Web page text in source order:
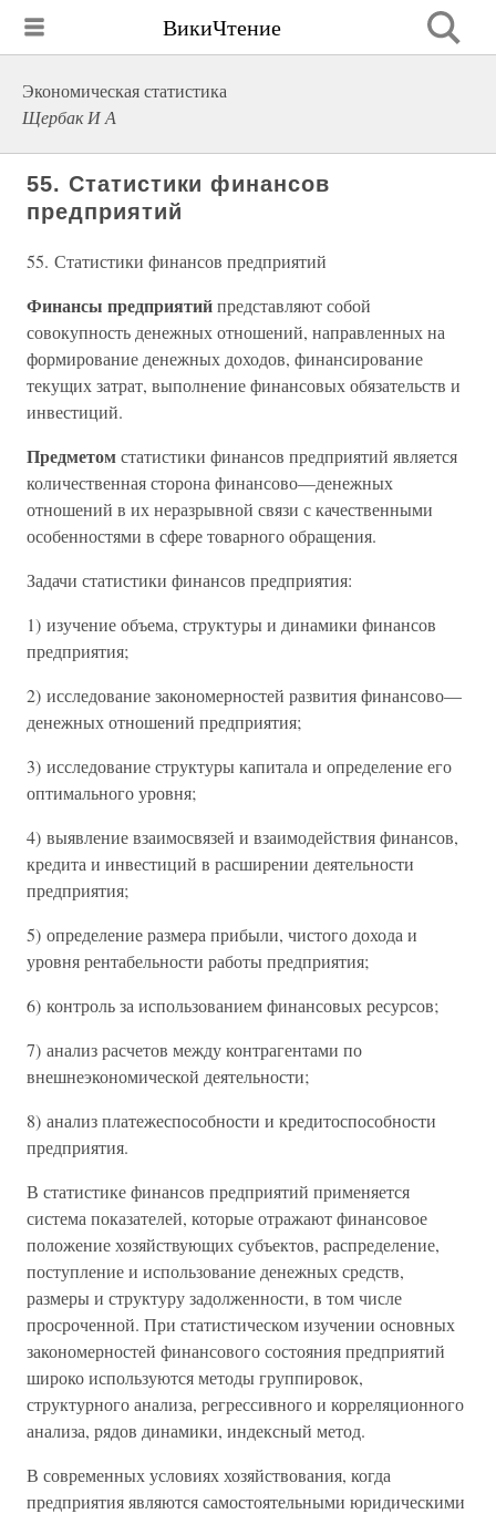
ВикиЧтение
Экономическая статистика
Щербак И А
55. Статистики финансов
предприятий
55. Статистики финансов предприятий
Финансы предприятийпредставляют собой
совокупность денежных отношений, направленных на
формирование денежных доходов, финансирование
текущих затрат, выполнение финансовых обязательств и
инвестиций.
Предметомстатистики финансов предприятий является
количественная сторона финансово—денежных
отношений в их неразрывной связи с качественными
особенностями в сфере товарного обращения.
Задачи статистики финансов предприятия:
1) изучение объема, структуры и динамики финансов
предприятия;
2) исследование закономерностей развития финансово—
денежных отношений предприятия;
3) исследование структуры капитала и определение его
оптимального уровня;
4) выявление взаимосвязей и взаимодействия финансов,
кредита и инвестиций в расширении деятельности
предприятия;
5) определение размера прибыли, чистого дохода и
уровня рентабельности работы предприятия;
6) контроль за использованием финансовых ресурсов;
7) анализ расчетов между контрагентами по
внешнеэкономической деятельности;
8) анализ платежеспособности и кредитоспособности
предприятия.
В статистике финансов предприятий применяется
система показателей, которые отражают финансовое
положение хозяйствующих субъектов, распределение,
поступление и использование денежных средств,
размеры и структуру задолженности, в том числе
просроченной. При статистическом изучении основных
закономерностей финансового состояния предприятий
широко используются методы группировок,
структурного анализа, регрессивного и корреляционного
анализа, рядов динамики, индексный метод.
В современных условиях хозяйствования, когда
предприятия являются самостоятельными юридическими